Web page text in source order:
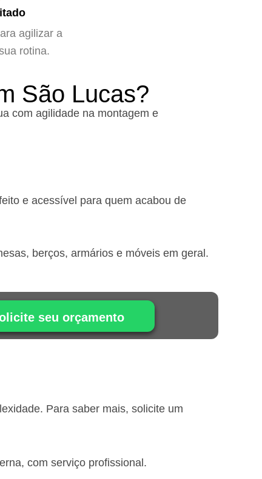
agilizar a
rotina.
São Lucas?
com agilidade na montagem e
e acessível para quem acabou de
berços, armários e móveis em geral.
seu orçamento
Para saber mais, solicite um
com serviço profissional.